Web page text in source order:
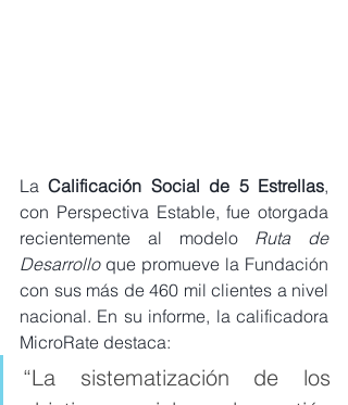
La Calificación Social de 5 Estrellas,
con Perspectiva Estable, fue otorgada
recientemente al modelo Ruta de
Desarrollo que promueve la Fundación
con sus más de 460 mil clientes a nivel
nacional. En su informe, la calificadora
MicroRate destaca:
“La sistematización de los